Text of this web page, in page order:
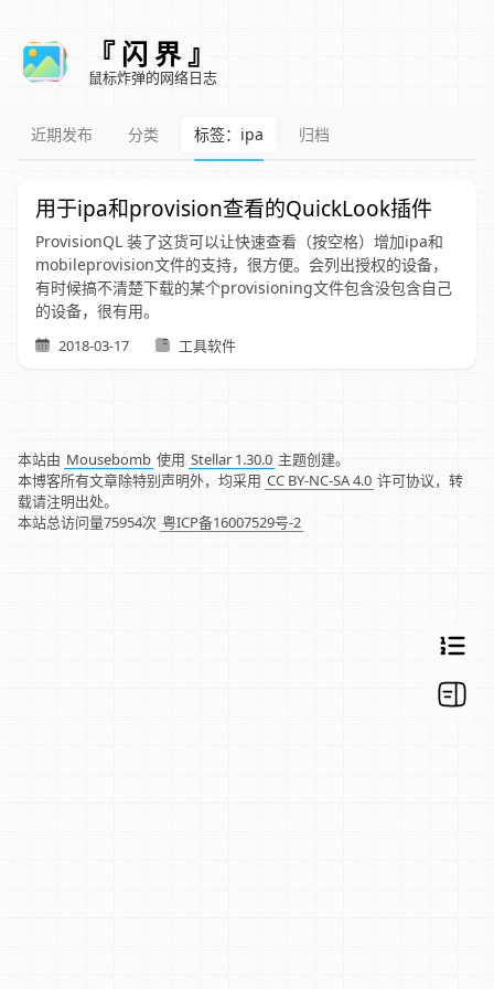
『 闪 界 』
鼠标炸弹的网络日志
近期发布 分类 标签：ipa 归档
用于ipa和provision查看的QuickLook插件
ProvisionQL 装了这货可以让快速查看（按空格）增加ipa和
mobileprovision文件的支持，很方便。会列出授权的设备，
有时候搞不清楚下载的某个provisioning文件包含没包含自己
的设备，很有用。
2018-03-17 工具软件
本站由 Mousebomb 使用 Stellar 1.30.0 主题创建。
本博客所有文章除特别声明外，均采用 CC BY-NC-SA 4.0 许可协议，转
载请注明出处。
本站总访问量75954次 粤ICP备16007529号-2